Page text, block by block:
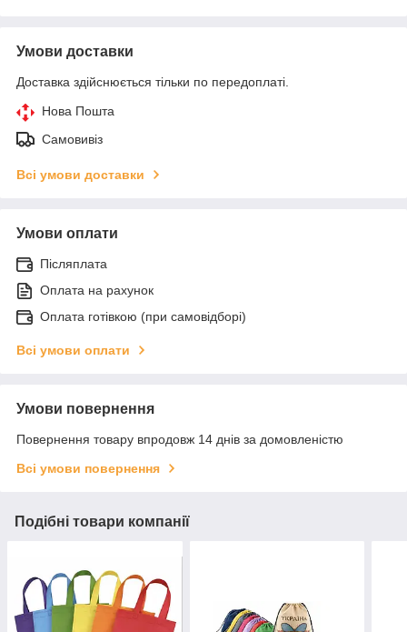
Умови доставки
Доставка здійснюється тільки по передоплаті.
Нова Пошта
Самовивіз
Всі умови доставки
Умови оплати
Післяплата
Оплата на рахунок
Оплата готівкою (при самовідборі)
Всі умови оплати
Умови повернення
Повернення товару впродовж 14 днів за домовленістю
Всі умови повернення
Подібні товари компанії